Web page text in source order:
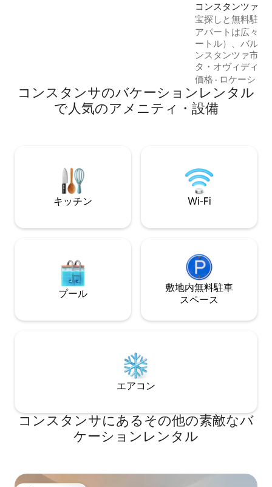
コンスタンツァの
ン・アパート
宝探しと無料駐車
ートアパート
アパートは広々と
ートル）、バルコ
ンスタンツァ市の
タ・オヴィディウ
は車でも徒歩でも
立地が特別です。 当アパートにはちょっ
とした謎が隠され
ャレンジやストー
価格 · ロケーショ
コンスタンサのバケーションレンタル
で人気のアメニティ・設備
キッチン Wi-Fi
プール
敷地内無料駐⁠車
ス⁠ペ⁠ー⁠ス
エアコン
コンスタンサにあるその他の素敵なバ
ケーションレンタル